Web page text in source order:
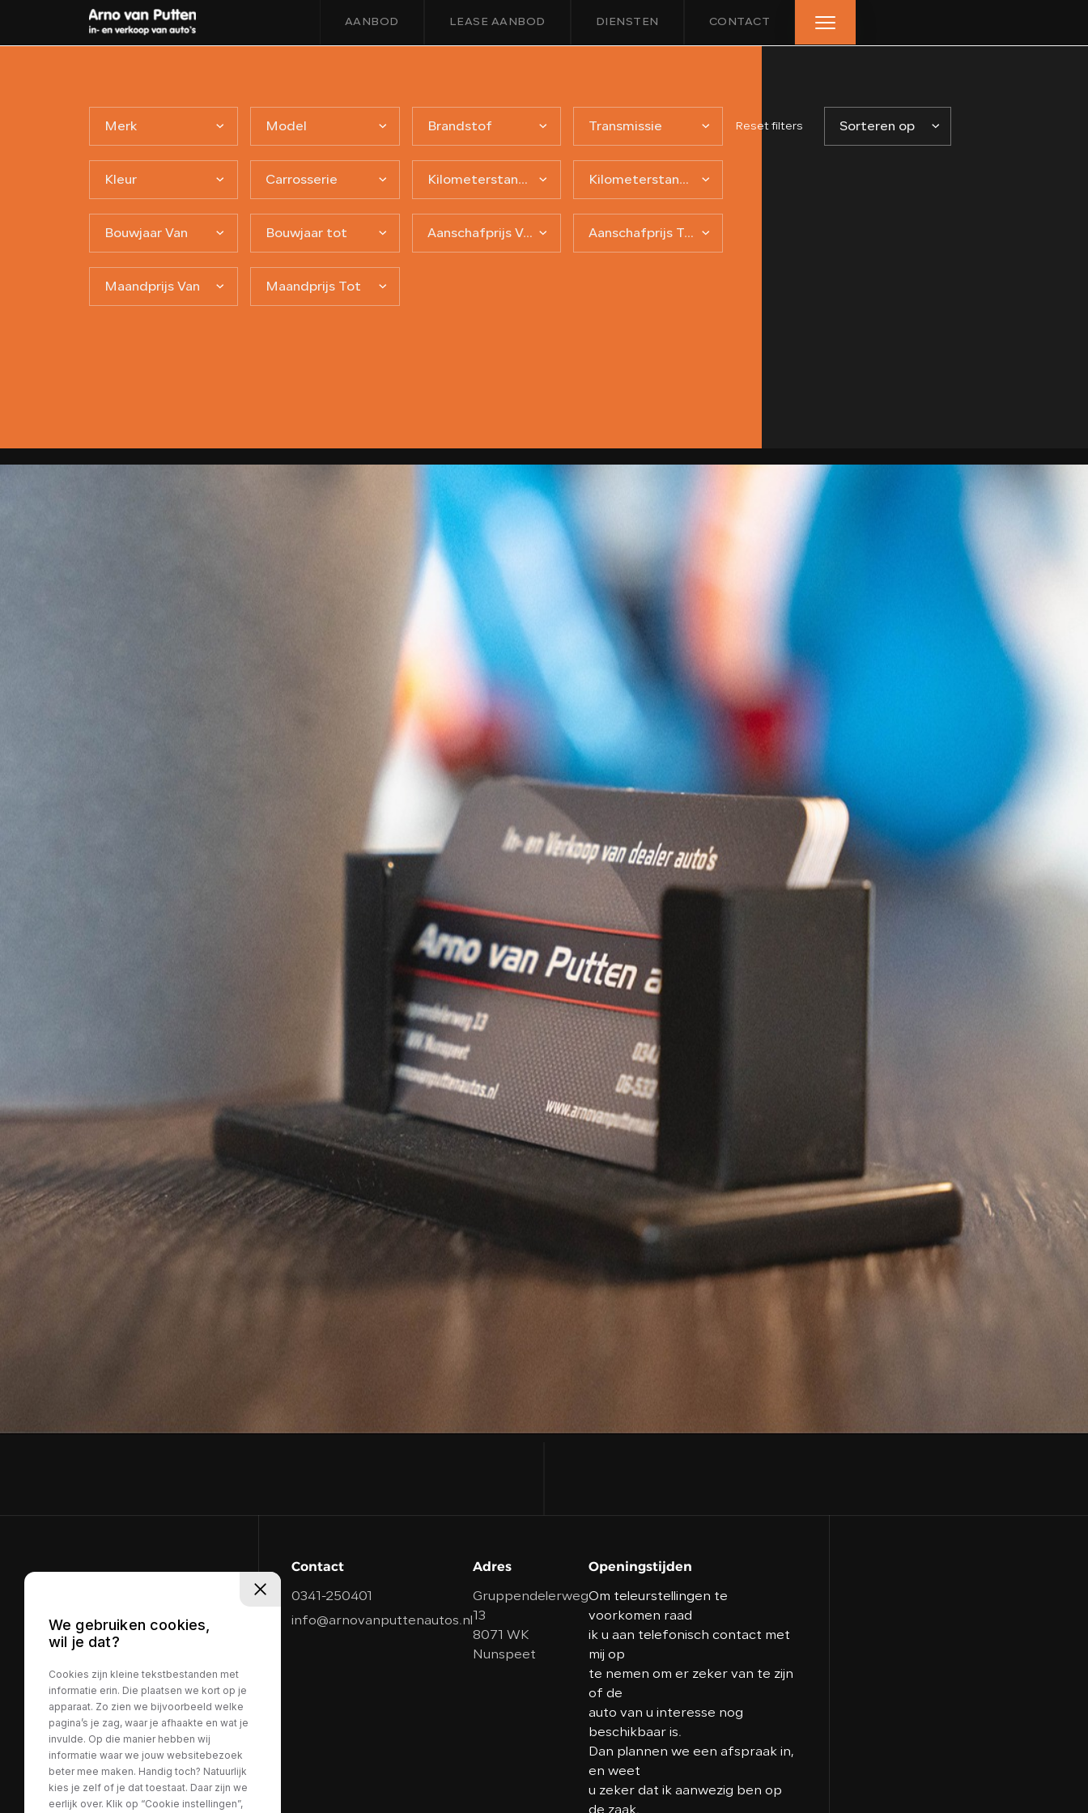
AANBOD LEASE AANBOD DIENSTEN CONTACT
AANBOD
Merk Model Brandstof Transmissie
Kleur Carrosserie Kilometerstand van Kilometerstand tot
Bouwjaar Van Bouwjaar tot Aanschafprijs Van Aanschafprijs Tot
Maandprijs Van Maandprijs Tot
Reset filters Sorteren op
Contact
0341-250401
info@arnovanputtenautos.nl
Adres
Gruppendelerweg
13
8071 WK
Nunspeet
Openingstijden
Om teleurstellingen te
voorkomen raad
ik u aan telefonisch contact met
mij op
te nemen om er zeker van te zijn
of de
auto van u interesse nog
beschikbaar is.
Dan plannen we een afspraak in,
en weet
u zeker dat ik aanwezig ben op
de zaak.
We gebruiken cookies,
wil je dat?
Cookies zijn kleine tekstbestanden met
informatie erin. Die plaatsen we kort op je
apparaat. Zo zien we bijvoorbeeld welke
pagina’s je zag, waar je afhaakte en wat je
invulde. Op die manier hebben wij
informatie waar we jouw websitebezoek
beter mee maken. Handig toch? Natuurlijk
kies je zelf of je dat toestaat. Daar zijn we
eerlijk over. Klik op “Cookie instellingen”,